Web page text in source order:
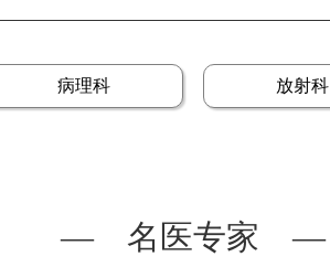
病理科 放射科
— 名医专家 —